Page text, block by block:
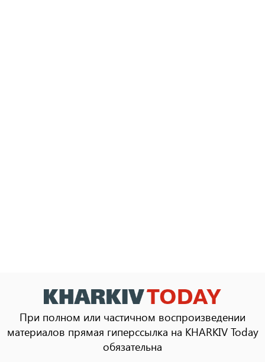
При полном или частичном воспроизведении
материалов прямая гиперссылка на KHARKIV Today
обязательна